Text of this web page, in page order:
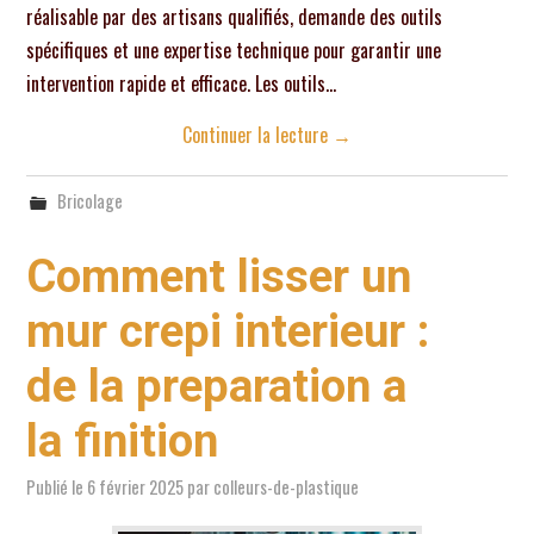
réalisable par des artisans qualifiés, demande des outils
spécifiques et une expertise technique pour garantir une
intervention rapide et efficace. Les outils…
Continuer la lecture →
Bricolage
Comment lisser un
mur crepi interieur :
de la preparation a
la finition
Publié le 6 février 2025parcolleurs-de-plastique